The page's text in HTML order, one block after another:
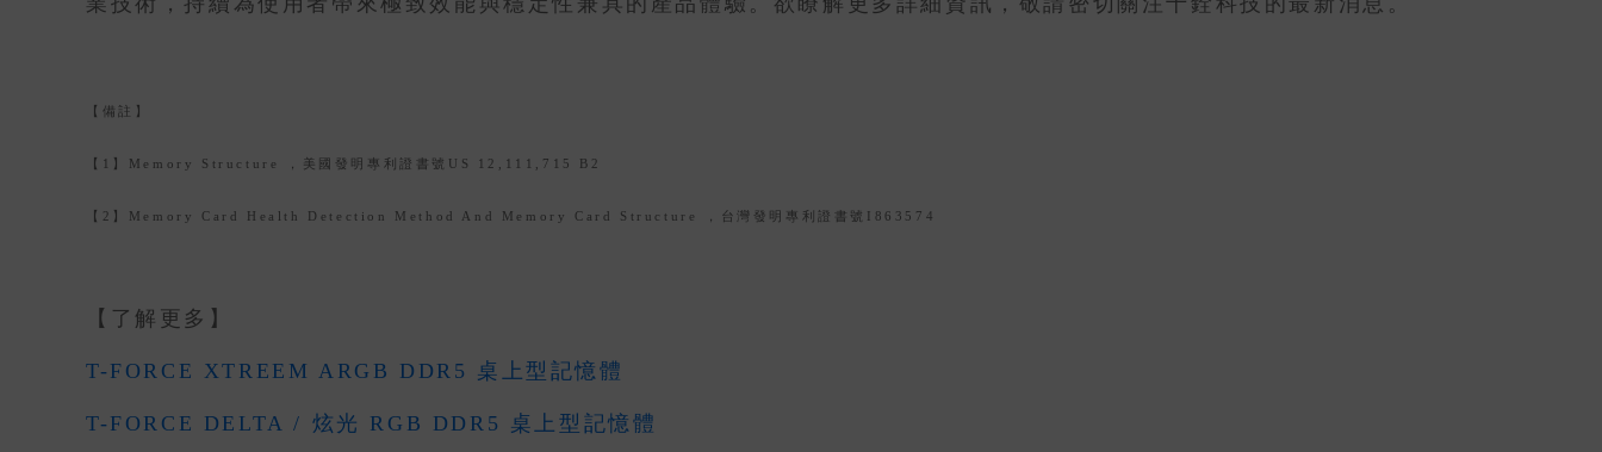
【備註】
【1】Memory Structure ，美國發明專利證書號US 12,111,715 B2
【2】Memory Card Health Detection Method And Memory Card Structure ，台灣發明專利證書號I863574
【了解更多】
T-FORCE XTREEM ARGB DDR5 桌上型記憶體
T-FORCE DELTA / 炫光 RGB DDR5 桌上型記憶體